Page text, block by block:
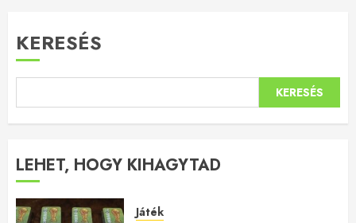
KERESÉS
KERESÉS
LEHET, HOGY KIHAGYTAD
Játék